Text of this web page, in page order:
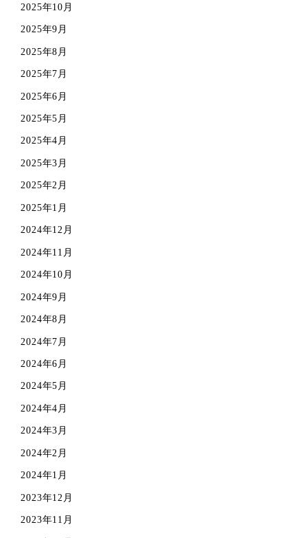
2025年10月
2025年9月
2025年8月
2025年7月
2025年6月
2025年5月
2025年4月
2025年3月
2025年2月
2025年1月
2024年12月
2024年11月
2024年10月
2024年9月
2024年8月
2024年7月
2024年6月
2024年5月
2024年4月
2024年3月
2024年2月
2024年1月
2023年12月
2023年11月